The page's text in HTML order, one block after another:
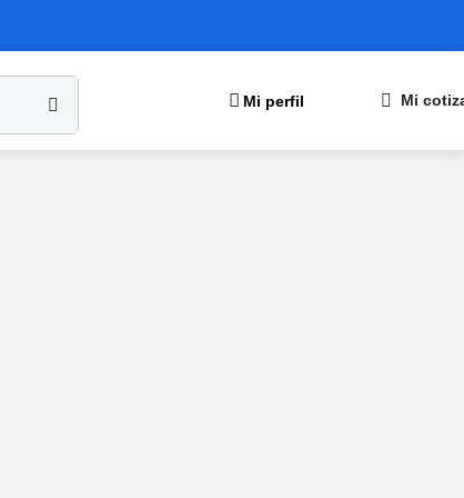
Mi perfil